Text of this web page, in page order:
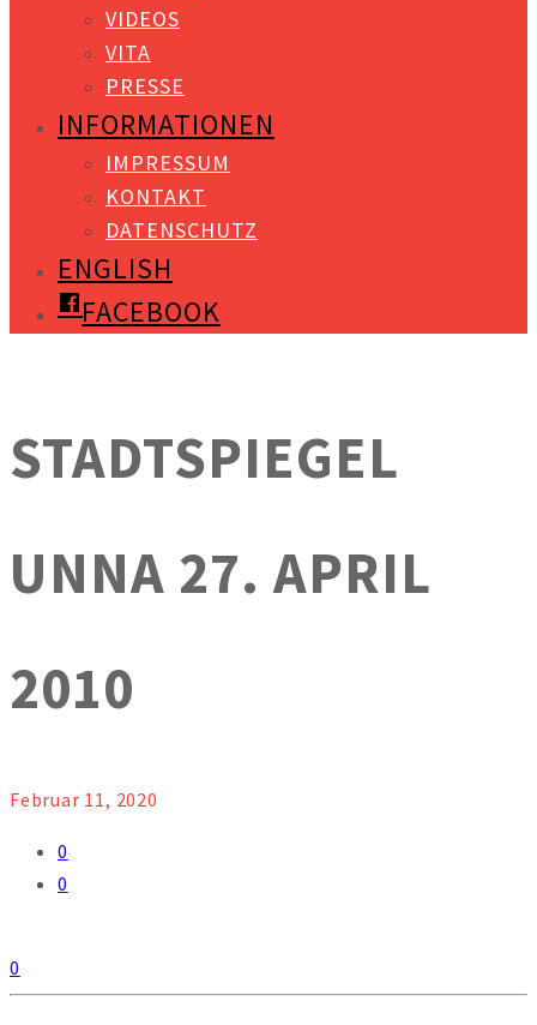
VIDEOS
VITA
PRESSE
INFORMATIONEN
IMPRESSUM
KONTAKT
DATENSCHUTZ
ENGLISH
FACEBOOK
STADTSPIEGEL
UNNA 27. APRIL
2010
Februar 11, 2020
0
0
0